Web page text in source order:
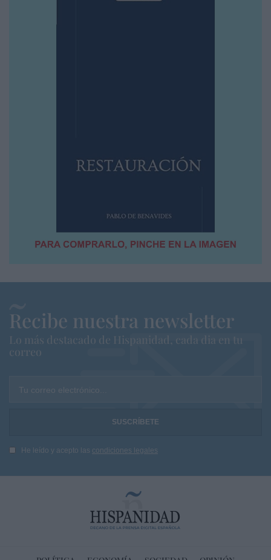
Recibe nuestra newsletter
Lo más destacado de Hispanidad, cada dia en tu
correo
Tu correo electrónico...
He leído y acepto las condiciones legales